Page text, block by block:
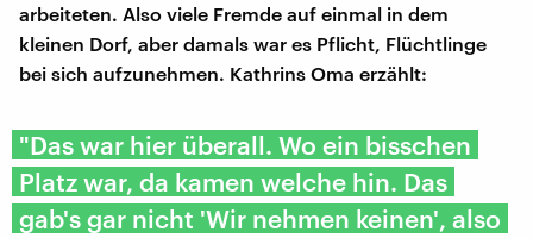
arbeiteten. Also viele Fremde auf einmal in dem
kleinen Dorf, aber damals war es Pflicht, Flüchtlinge
bei sich aufzunehmen. Kathrins Oma erzählt:
"Das war hier überall. Wo ein bisschen
Platz war, da kamen welche hin. Das
gab's gar nicht 'Wir nehmen keinen', also